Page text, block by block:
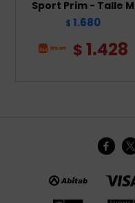
Sport Prim - Talle M
$ 1.680
$1.428
 